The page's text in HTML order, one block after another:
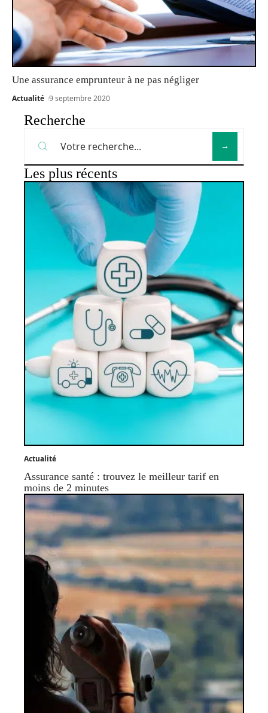
Une assurance emprunteur à ne pas négliger
Actualité 9 septembre 2020
Recherche
Les plus récents
Actualité
Assurance santé : trouvez le meilleur tarif en
moins de 2 minutes